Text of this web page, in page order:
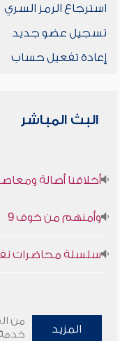
استرجاع الرمز السري
تسجيل عضو جديد
إعادة تفعيل حساب
البث المباشر
أخلاقنا أصالة
وأمنهم من خوف 9
سلسلة محاضرات نفحات
المزيد
من
خدمة